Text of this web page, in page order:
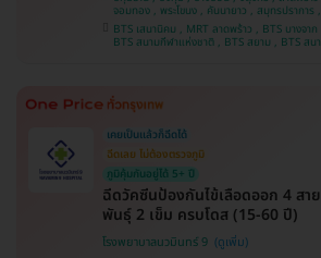
จอมทอง , พระโขนง , คันนายาว , สมุทรปราการ ,
ปทุมวัน , พญาไท , หนองแขม , บางรัก ,
ราษฎร์บูรณะ , ภาษีเจริญ , ราชเทวี , บริการถึงบ้าน ,
บางนา , ตลิ่งชัน , คลองเตย
BTS เสนานิคม , MRT ลาดพร้าว , BTS บางจาก ,
BTS สนามกีฬาแห่งชาติ , BTS สยาม , BTS สนาม
เคยเป็นแล้วก็ฉีดได้
ฉีดเลย ไม่ต้องตรวจภูมิ
ภูมิคุ้มกันอยู่ได้ 5+ ปี
ฉีดวัคซีนป้องกันไข้เลือดออก 4 สาย
พันธุ์ 2 เข็ม ครบโดส (15-60 ปี)
โรงพยาบาลนวมินทร์ 9